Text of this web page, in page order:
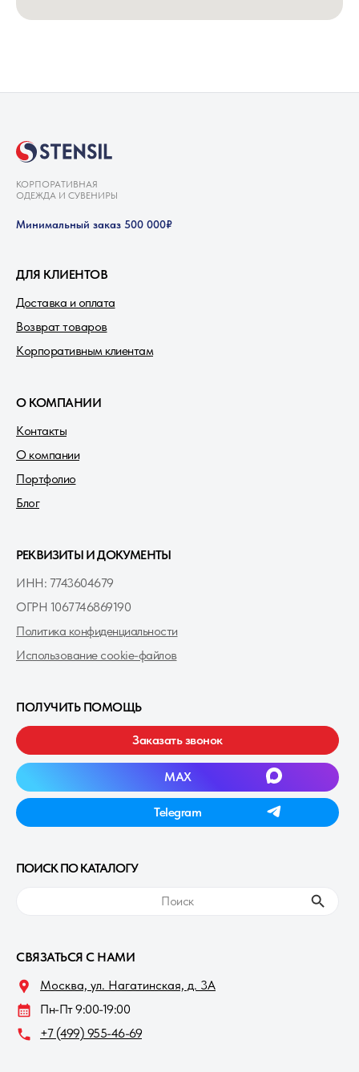
КОРПОРАТИВНАЯ
ОДЕЖДА И СУВЕНИРЫ
Минимальный заказ 500 000₽
Москва, ул. Нагатинская, д. 3A
Пн-Пт 9:00-19:00
Доставка и оплата
ДЛЯ КЛИЕНТОВ
Возврат товаров
+7 (499) 955-46-69
Корпоративным клиентам
СВЯЗАТЬСЯ С НАМИ
Заказать звонок
MAXㅤ
ПОЛУЧИТЬ ПОМОЩЬ
ㅤПоискㅤ
ИНН: 7743604679
О КОМПАНИИ
Портфолио
Блог
О компании
Контакты
ОГРН 1067746869190
ПОИСК ПО КАТАЛОГУ
РЕКВИЗИТЫ И ДОКУМЕНТЫ
Политика конфиденциальности
Использование cookie-файлов
Telegramㅤ